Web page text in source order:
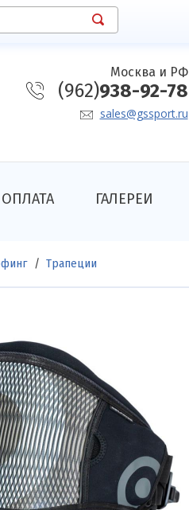
Москва и РФ
(962)938-92-78
sales@gssport.ru
ОПЛАТА ГАЛЕРЕИ
Трапеции